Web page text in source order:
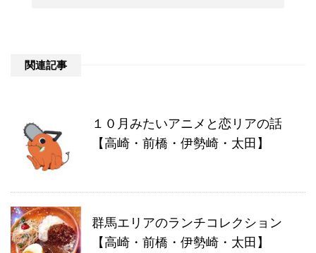
関連記事
１０月みたいアニメと恋リアの話
【高崎・前橋・伊勢崎・太田】
群馬エリアのランチコレクション
【高崎・前橋・伊勢崎・太田】